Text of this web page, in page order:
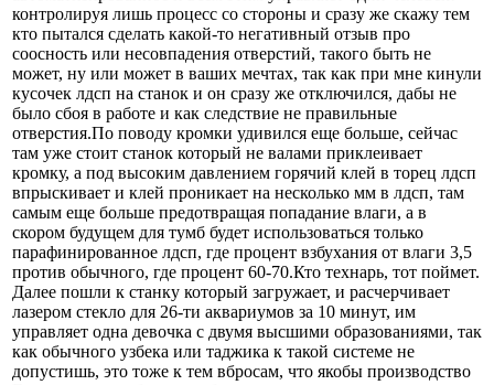
контролируя лишь процесс со стороны и сразу же скажу тем
кто пытался сделать какой-то негативный отзыв про
соосность или несовпадения отверстий, такого быть не
может, ну или может в ваших мечтах, так как при мне кинули
кусочек лдсп на станок и он сразу же отключился, дабы не
было сбоя в работе и как следствие не правильные
отверстия.По поводу кромки удивился еще больше, сейчас
там уже стоит станок который не валами приклеивает
кромку, а под высоким давлением горячий клей в торец лдсп
впрыскивает и клей проникает на несколько мм в лдсп, там
самым еще больше предотвращая попадание влаги, а в
скором будущем для тумб будет использоваться только
парафинированное лдсп, где процент взбухания от влаги 3,5
против обычного, где процент 60-70.Кто технарь, тот поймет.
Далее пошли к станку который загружает, и расчерчивает
лазером стекло для 26-ти аквариумов за 10 минут, им
управляет одна девочка с двумя высшими образованиями, так
как обычного узбека или таджика к такой системе не
допустишь, это тоже к тем вбросам, что якобы производство